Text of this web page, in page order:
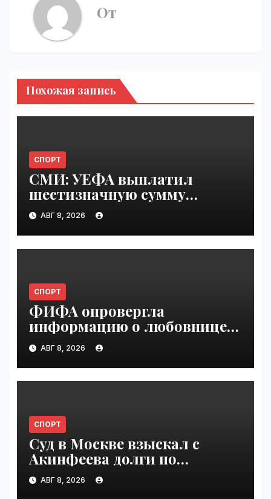
От
Похожая запись
СПОРТ
СМИ: УЕФА выплатил
шестизначную сумму
любовнице Инфантино |
VseTime.ru
АВГ 8, 2026
СПОРТ
ФИФА опровергла
информацию о любовнице
Инфантино | VseTime.ru
АВГ 8, 2026
СПОРТ
Суд в Москве взыскал с
Акинфеева долги по
коммунальным платежам |
VseTime.ru
АВГ 8, 2026